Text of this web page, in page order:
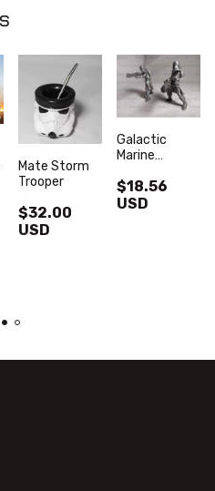
Mate Storm
Trooper
$32.00
USD
Galactic
Marine
Star Wars
$18.56
USD